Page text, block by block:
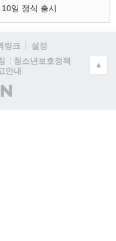
일 정식 출시
링크
설정
청소년보호정책
안내
▲